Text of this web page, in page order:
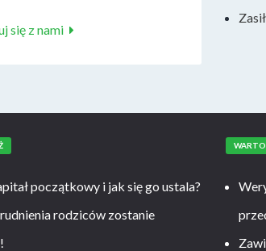
się z nami
początkowy i jak się go ustala?
rodziców zostanie